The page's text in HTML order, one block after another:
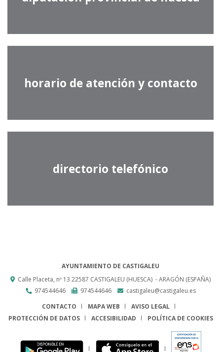
horario de atención y contacto
directorio telefónico
AYUNTAMIENTO DE CASTIGALEU
Calle Placeta, nº 13 22587 CASTIGALEU (HUESCA) - ARAGÓN (ESPAÑA)
974544646
974544646
castigaleu@castigaleu.es
CONTACTO
MAPA WEB
AVISO LEGAL
PROTECCIÓN DE DATOS
ACCESIBILIDAD POLÍTICA DE COOKIES